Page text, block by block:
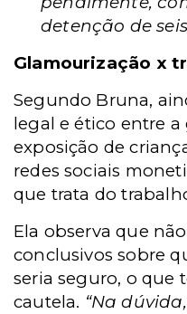
detenção de
Glamourização x
Segundo Bruna,
legal e ético entre
exposição de
redes sociais
que trata do
Ela observa que
conclusivos sobre
seria seguro, o que
cautela. “Na